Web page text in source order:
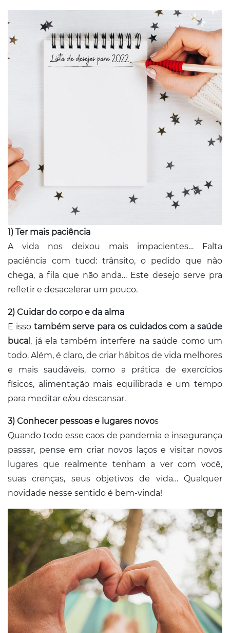
1) Ter mais paciência
A vida nos deixou mais impacientes… Falta
paciência com tuod: trânsito, o pedido que não
chega, a fila que não anda… Este desejo serve pra
refletir e desacelerar um pouco.
2) Cuidar do corpo e da alma
E issotambém serve para os cuidados com a saúde
buca l, já ela também interfere na saúde como um
todo. Além, é claro, de criar hábitos de vida melhores
e mais saudáveis, como a prática de exercícios
físicos, alimentação mais equilibrada e um tempo
para meditar e/ou descansar.
3) Conhecer pessoas e lugares novos
Quando todo esse caos de pandemia e insegurança
passar, pense em criar novos laços e visitar novos
lugares que realmente tenham a ver com você,
suas crenças, seus objetivos de vida… Qualquer
novidade nesse sentido é bem-vinda!